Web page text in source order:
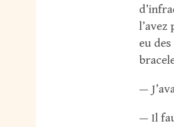
l’avez
eu
—
— Il